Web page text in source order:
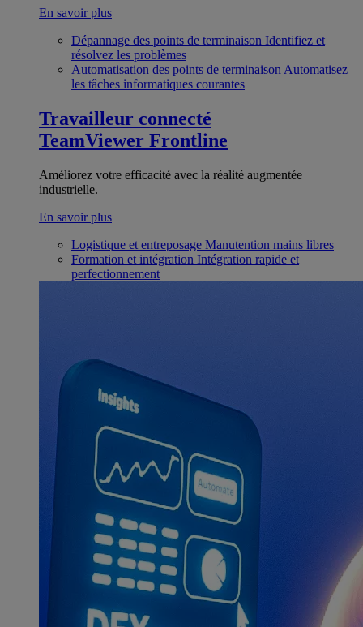
En savoir plus
Dépannage des points de terminaison Identifiez et
résolvez les problèmes
Automatisation des points de terminaison Automatisez
les tâches informatiques courantes
Travailleur connecté
TeamViewer Frontline
Améliorez votre efficacité avec la réalité augmentée
industrielle.
En savoir plus
Logistique et entreposage Manutention mains libres
Formation et intégration Intégration rapide et
perfectionnement